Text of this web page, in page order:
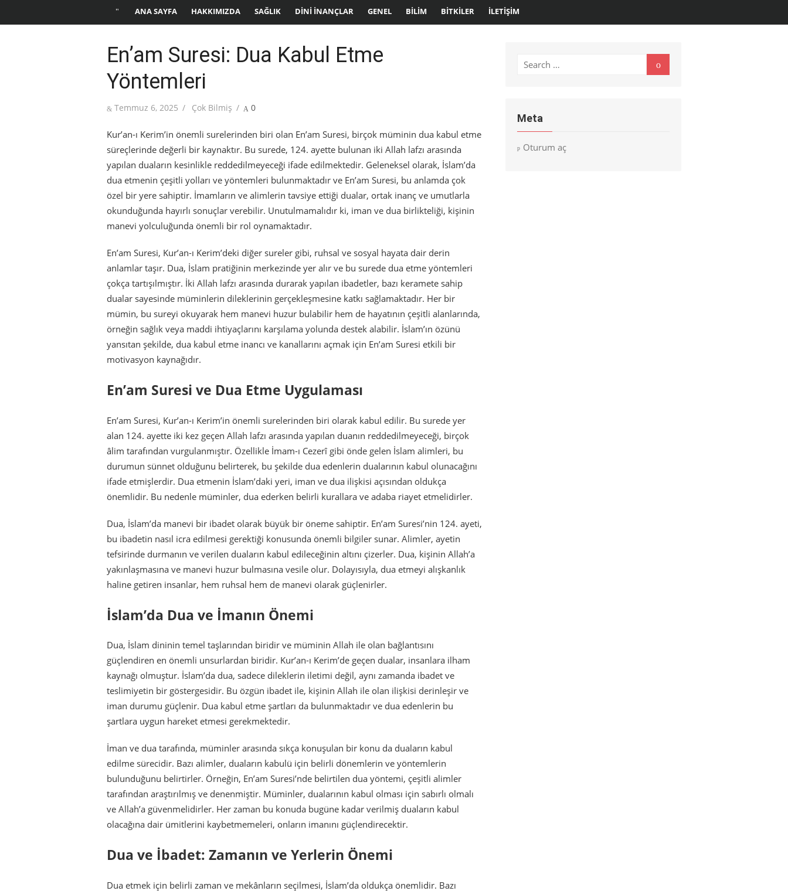
ANA SAYFA HAKKIMIZDA SAĞLIK DINI İNANÇLAR GENEL BILIM BITKILER İLETIŞIM
En’am Suresi: Dua Kabul Etme
Yöntemleri
Posted
Temmuz 6, 2025 Author
Çok Bilmiş 0
Kur’an-ı Kerim’in önemli surelerinden biri olan En’am Suresi, birçok müminin dua kabul etme
süreçlerinde değerli bir kaynaktır. Bu surede, 124. ayette bulunan iki Allah lafzı arasında
yapılan duaların kesinlikle reddedilmeyeceği ifade edilmektedir. Geleneksel olarak, İslam’da
dua etmenin çeşitli yolları ve yöntemleri bulunmaktadır ve En’am Suresi, bu anlamda çok
özel bir yere sahiptir. İmamların ve alimlerin tavsiye ettiği dualar, ortak inanç ve umutlarla
okunduğunda hayırlı sonuçlar verebilir. Unutulmamalıdır ki, iman ve dua birlikteliği, kişinin
manevi yolculuğunda önemli bir rol oynamaktadır.
En’am Suresi, Kur’an-ı Kerim’deki diğer sureler gibi, ruhsal ve sosyal hayata dair derin
anlamlar taşır. Dua, İslam pratiğinin merkezinde yer alır ve bu surede dua etme yöntemleri
çokça tartışılmıştır. İki Allah lafzı arasında durarak yapılan ibadetler, bazı keramete sahip
dualar sayesinde müminlerin dileklerinin gerçekleşmesine katkı sağlamaktadır. Her bir
mümin, bu sureyi okuyarak hem manevi huzur bulabilir hem de hayatının çeşitli alanlarında,
örneğin sağlık veya maddi ihtiyaçlarını karşılama yolunda destek alabilir. İslam’ın özünü
yansıtan şekilde, dua kabul etme inancı ve kanallarını açmak için En’am Suresi etkili bir
motivasyon kaynağıdır.
En’am Suresi ve Dua Etme Uygulaması
En’am Suresi, Kur’an-ı Kerim’in önemli surelerinden biri olarak kabul edilir. Bu surede yer
alan 124. ayette iki kez geçen Allah lafzı arasında yapılan duanın reddedilmeyeceği, birçok
âlim tarafından vurgulanmıştır. Özellikle İmam-ı Cezerî gibi önde gelen İslam alimleri, bu
durumun sünnet olduğunu belirterek, bu şekilde dua edenlerin dualarının kabul olunacağını
ifade etmişlerdir. Dua etmenin İslam’daki yeri, iman ve dua ilişkisi açısından oldukça
önemlidir. Bu nedenle müminler, dua ederken belirli kurallara ve adaba riayet etmelidirler.
Dua, İslam’da manevi bir ibadet olarak büyük bir öneme sahiptir. En’am Suresi’nin 124. ayeti,
bu ibadetin nasıl icra edilmesi gerektiği konusunda önemli bilgiler sunar. Alimler, ayetin
tefsirinde durmanın ve verilen duaların kabul edileceğinin altını çizerler. Dua, kişinin Allah’a
yakınlaşmasına ve manevi huzur bulmasına vesile olur. Dolayısıyla, dua etmeyi alışkanlık
haline getiren insanlar, hem ruhsal hem de manevi olarak güçlenirler.
İslam’da Dua ve İmanın Önemi
Dua, İslam dininin temel taşlarından biridir ve müminin Allah ile olan bağlantısını
güçlendiren en önemli unsurlardan biridir. Kur’an-ı Kerim’de geçen dualar, insanlara ilham
kaynağı olmuştur. İslam’da dua, sadece dileklerin iletimi değil, aynı zamanda ibadet ve
teslimiyetin bir göstergesidir. Bu özgün ibadet ile, kişinin Allah ile olan ilişkisi derinleşir ve
iman durumu güçlenir. Dua kabul etme şartları da bulunmaktadır ve dua edenlerin bu
şartlara uygun hareket etmesi gerekmektedir.
İman ve dua tarafında, müminler arasında sıkça konuşulan bir konu da duaların kabul
edilme sürecidir. Bazı alimler, duaların kabulü için belirli dönemlerin ve yöntemlerin
bulunduğunu belirtirler. Örneğin, En’am Suresi’nde belirtilen dua yöntemi, çeşitli alimler
tarafından araştırılmış ve denenmiştir. Müminler, dualarının kabul olması için sabırlı olmalı
ve Allah’a güvenmelidirler. Her zaman bu konuda bugüne kadar verilmiş duaların kabul
olacağına dair ümitlerini kaybetmemeleri, onların imanını güçlendirecektir.
Dua ve İbadet: Zamanın ve Yerlerin Önemi
Dua etmek için belirli zaman ve mekânların seçilmesi, İslam’da oldukça önemlidir. Bazı
Search
Search
Meta
Oturum aç